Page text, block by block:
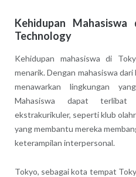
Kehidupan
Technology
Kehidupan mahasiswa di
menarik. Dengan mahasiswa
menawarkan lingkungan
Mahasiswa dapat terlibat
ekstrakurikuler, seperti klub
yang membantu mereka
keterampilan interpersonal.
Tokyo, sebagai kota tempat